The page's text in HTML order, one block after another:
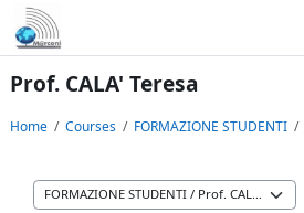
Skip to main content
Prof. CALA' Teresa
Home Courses FORMAZIONE STUDENTI
Course categories